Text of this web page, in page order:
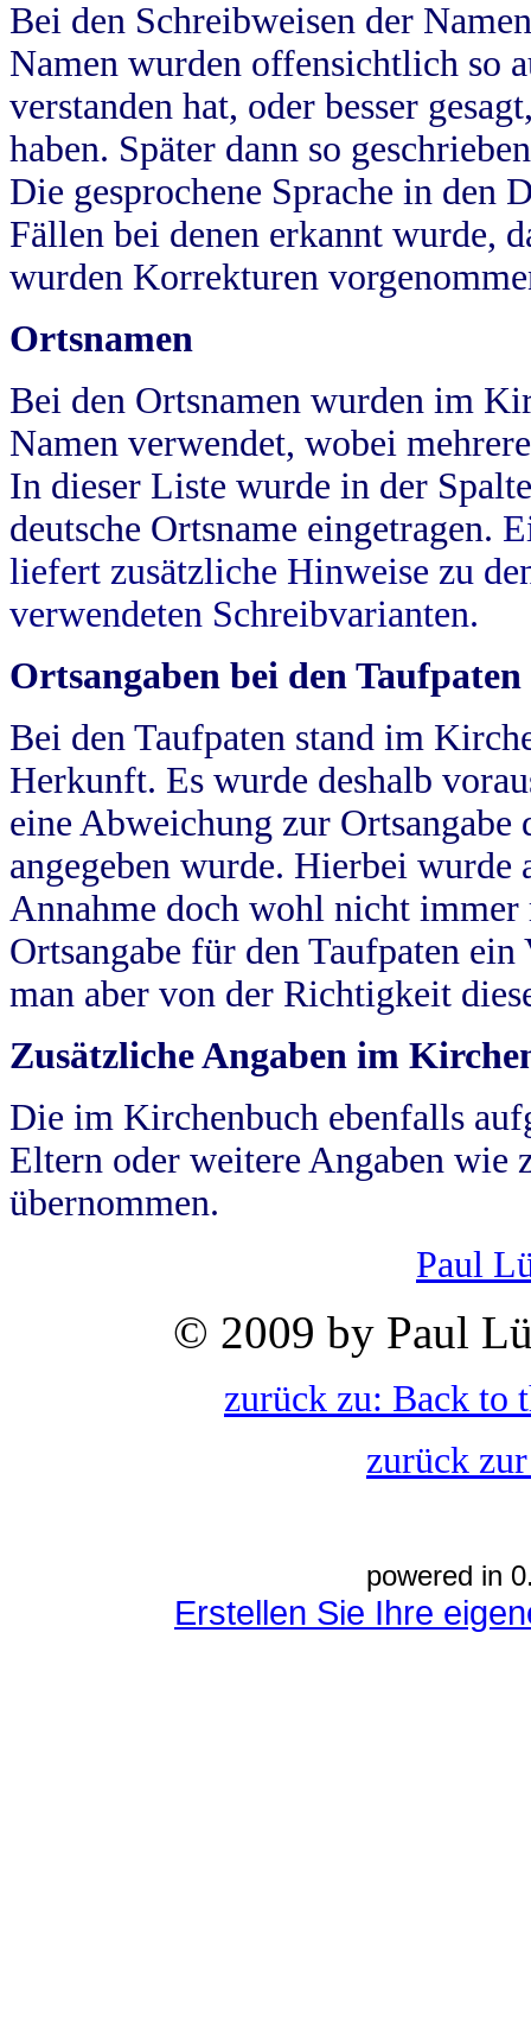
Bei den Schreibweisen der
Namen wurden offensichtlich so
verstanden hat, oder besser
haben. Später dann so
Die gesprochene Sprache in
Fällen bei denen erkannt wurde,
wurden Korrekturen
Ortsnamen
Bei den Ortsnamen wurden im
Namen verwendet, wobei
In dieser Liste wurde in der
deutsche Ortsname eingetragen.
liefert zusätzliche Hinweise zu
verwendeten Schreibvarianten.
Ortsangaben bei den Taufpaten
Bei den Taufpaten stand im
Herkunft. Es wurde deshalb
eine Abweichung zur
angegeben wurde. Hierbei wurde
Annahme doch wohl nicht
Ortsangabe für den Taufpaten
man aber von der Richtigkeit
Zusätzliche Angaben im
Die im Kirchenbuch ebenfalls
Eltern oder weitere Angaben wie
übernommen.
Paul
© 2009 by Paul
zurück zu: Back to
zurück
powered in
Erstellen Sie Ihre